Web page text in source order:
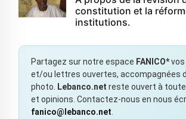
constitution et la
institutions.
Partagez sur notre espace FANICO*vos
et/ou lettres ouvertes, accompagnées
photo.
Lebanco.net reste ouvert à
et opinions. Contactez-nous en nous
fanico@lebanco.net